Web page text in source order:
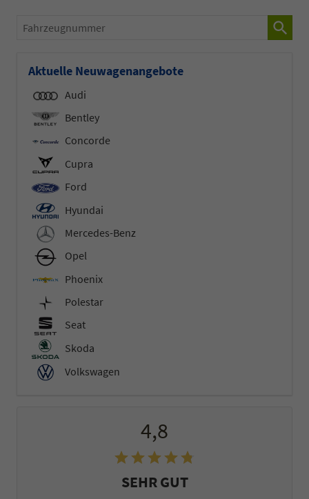
Fahrzeugnummer
Aktuelle Neuwagenangebote
Audi
Bentley
Concorde
Cupra
Ford
Hyundai
Mercedes-Benz
Opel
Phoenix
Polestar
Seat
Skoda
Volkswagen
4,8
SEHR GUT